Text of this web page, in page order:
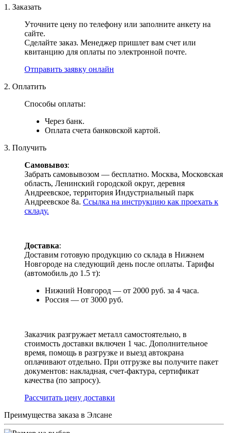
1. Заказать
Уточните цену по телефону или заполните анкету на
сайте.
Сделайте заказ. Менеджер пришлет вам счет или
квитанцию для оплаты по электронной почте.
Отправить заявку онлайн
2. Оплатить
Способы оплаты:
Через банк.
Оплата счета банковской картой.
3. Получить
Самовывоз:
Забрать самовывозом — бесплатно. Москва, Московская
область, Ленинский городской округ, деревня
Андреевское, территория Индустриальный парк
Андреевское 8а. Ссылка на инструкцию как проехать к
складу.
Доставка:
Доставим готовую продукцию со склада в Нижнем
Новгороде на следующий день после оплаты. Тарифы
(автомобиль до 1.5 т):
Нижний Новгород — от 2000 руб. за 4 часа.
Россия — от 3000 руб.
Заказчик разгружает металл самостоятельно, в
стоимость доставки включен 1 час. Дополнительное
время, помощь в разгрузке и выезд автокрана
оплачивают отдельно. При отгрузке вы получите пакет
документов: накладная, счет-фактура, сертификат
качества (по запросу).
Раcсчитать цену доставки
Преимущества заказа в Элсане